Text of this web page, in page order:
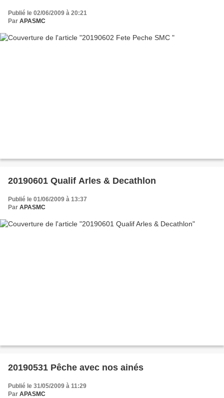
Publié le 02/06/2009 à 20:21
Par APASMC
20190601 Qualif Arles & Decathlon
Publié le 01/06/2009 à 13:37
Par APASMC
20190531 Pêche avec nos ainés
Publié le 31/05/2009 à 11:29
Par APASMC